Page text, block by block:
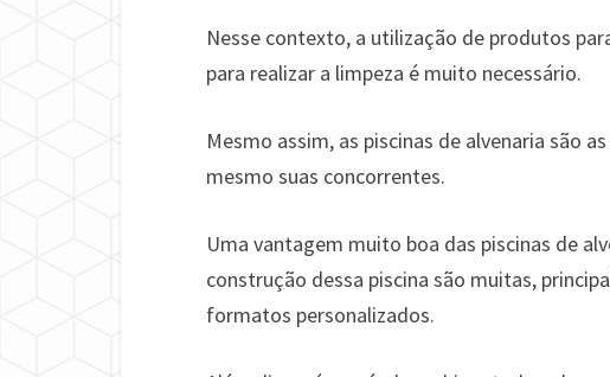
Nesse contexto, a utilização de produtos
para realizar a limpeza é muito necessário.
Mesmo assim, as piscinas de alvenaria são
mesmo suas concorrentes.
Uma vantagem muito boa das piscinas de
construção dessa piscina são muitas,
formatos personalizados.